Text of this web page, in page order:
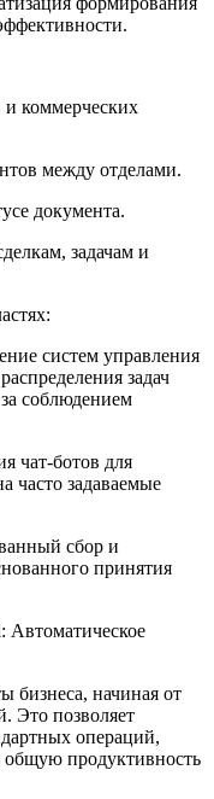
и коммерческих
между отделами.
документа.
задачам и
систем управления
задач
соблюдением
чат-ботов для
часто задаваемые
сбор и
принятия
бизнеса, начиная от
Это позволяет
операций,
продуктивность